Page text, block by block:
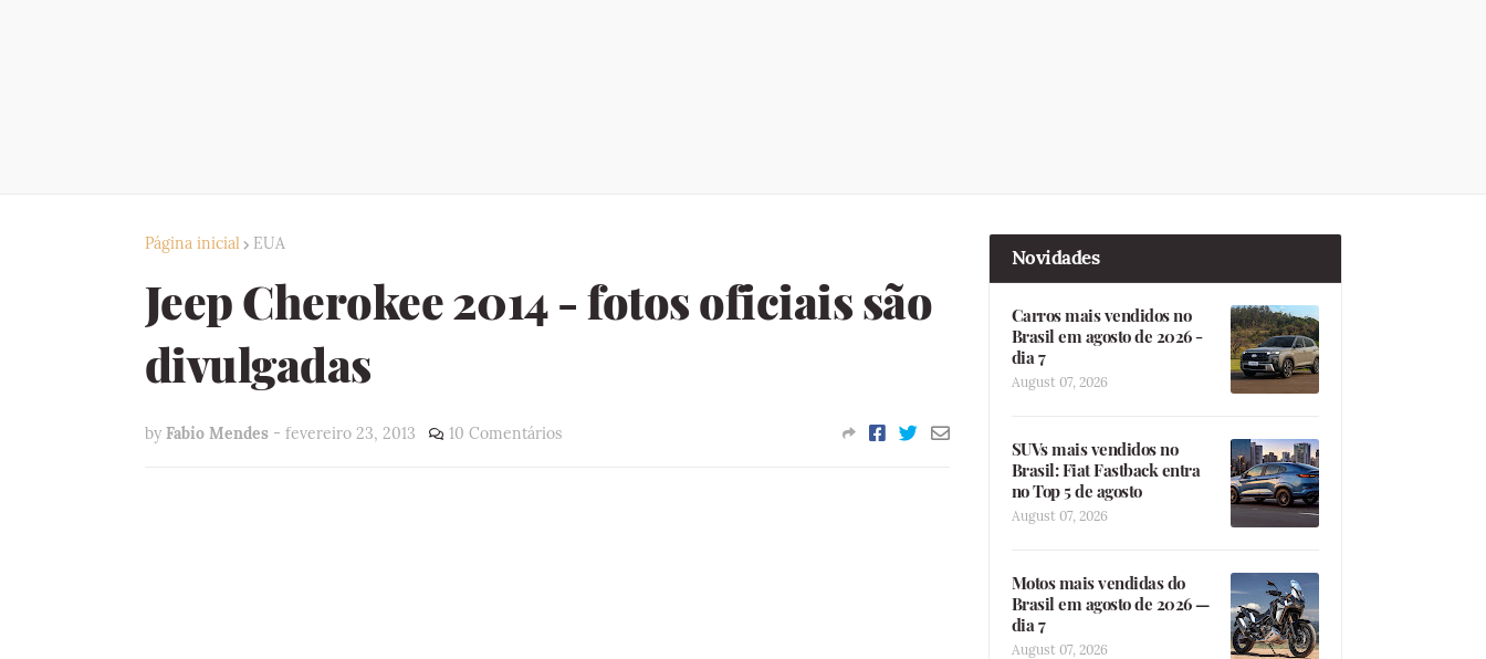
Página inicial EUA
Jeep Cherokee 2014 - fotos oficiais são
divulgadas
by Fabio Mendes - fevereiro 23, 2013 10 Comentários
Novidades
Carros mais vendidos no
Brasil em agosto de 2026 -
dia 7
August 07, 2026
SUVs mais vendidos no
Brasil: Fiat Fastback entra
no Top 5 de agosto
August 07, 2026
Motos mais vendidas do
Brasil em agosto de 2026 —
dia 7
August 07, 2026